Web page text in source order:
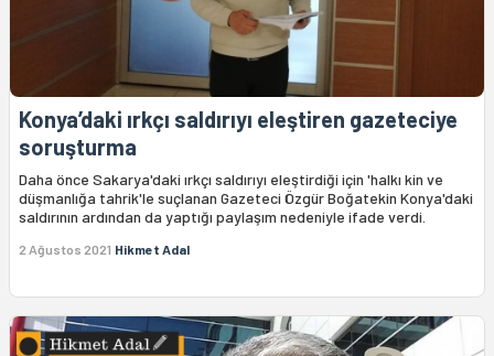
Konya’daki ırkçı saldırıyı eleştiren gazeteciye
soruşturma
Daha önce Sakarya'daki ırkçı saldırıyı eleştirdiği için 'halkı kin ve
düşmanlığa tahrik'le suçlanan Gazeteci Özgür Boğatekin Konya'daki
saldırının ardından da yaptığı paylaşım nedeniyle ifade verdi.
2 Ağustos 2021 Hikmet Adal